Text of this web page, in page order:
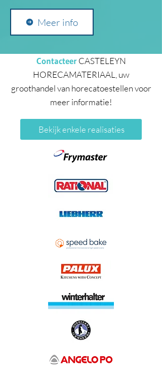
Meer info
ContacteerCASTELEYN
HORECAMATERIAAL, uw
groothandel van horecatoestellen voor
meer informatie!
Bekijk enkele realisaties